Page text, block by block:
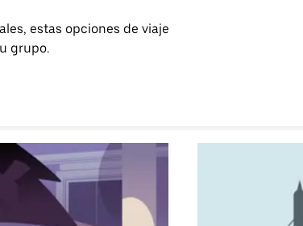
estas opciones de viaje
grupo.